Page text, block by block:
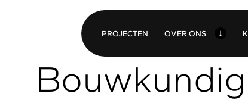
PROJECTEN OVER ONS K
Bouwkundig